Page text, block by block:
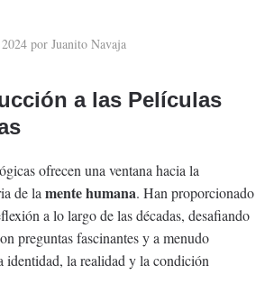
por Juanito Navaja
a las Películas
ofrecen una ventana hacia la
de la mente humana. Han proporcionado
a lo largo de las décadas, desafiando
preguntas fascinantes y a menudo
identidad, la realidad y la condición